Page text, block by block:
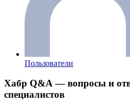
Пользователи
Хабр Q&A — вопросы и
специалистов